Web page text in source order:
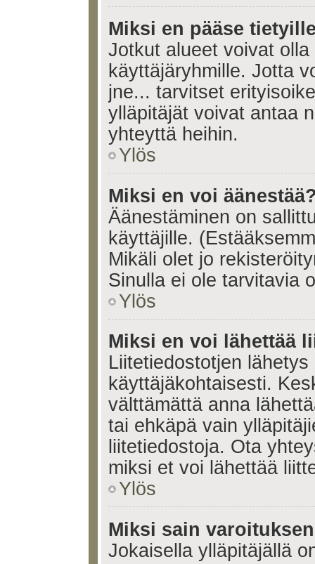
Miksi en pääse
Jotkut alueet voivat
käyttäjäryhmille. Jotta
jne... tarvitset
ylläpitäjät voivat antaa
yhteyttä heihin.
Ylös
Miksi en voi
Äänestäminen on
käyttäjille.
Mikäli olet jo
Sinulla ei ole tarvitavia
Ylös
Miksi en voi lähettää
Liitetiedostotjen
käyttäjäkohtaisesti.
välttämättä anna
tai ehkäpä vain
liitetiedostoja. Ota
miksi et voi lähettää
Ylös
Miksi sain
Jokaisella ylläpitäjällä